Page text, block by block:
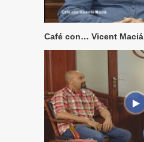
Café con… Vicent Maciá